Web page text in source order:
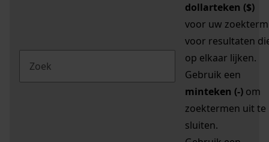
dollarteken ($)
voor uw zoekterm
voor resultaten
op elkaar lijken.
Gebruik een
minteken (-) om
zoektermen uit te
sluiten.